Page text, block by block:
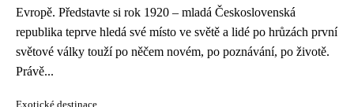
Evropě. Představte si rok 1920 – mladá Československá
republika teprve hledá své místo ve světě a lidé po hrůzách první
světové války touží po něčem novém, po poznávání, po životě.
Právě...
Exotické destinace